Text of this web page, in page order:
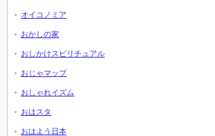
オイコノミア
おかしの家
おしかけスピリチュアル
おじゃマップ
おしゃれイズム
おはスタ
おはよう日本